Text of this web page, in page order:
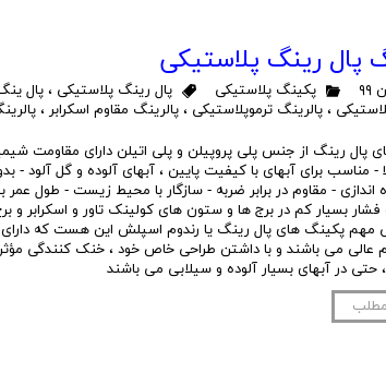
پال رینگ پلاستیکی
پکینگ پلاستیکی پال رینگ پلاستیکی ، پال
، پالرینگ ترموپلاستیکی ، پالرینگ مقاوم اسکرابر ،
پال رینگ از جنس پلی پروپیلن و پلی اتیلن دارای مقاومت
- مناسب برای آبهای با کیفیت پایین ، آبهای آلوده و گل آلود -
- مقاوم در برابر ضربه - سازگار با محیط زیست - طول عمر
فشار بسیار کم در برج ها و ستون های کولینک تاور و اسکرابر
مهم پکینگ های پال رینگ یا رندوم اسپلش این هست که دارای
عالی می باشند و با داشتن طراحی خاص خود ، خنک کنندگی
حتی در آبهای بسیار آلوده و سیلابی می باشند
مطلب